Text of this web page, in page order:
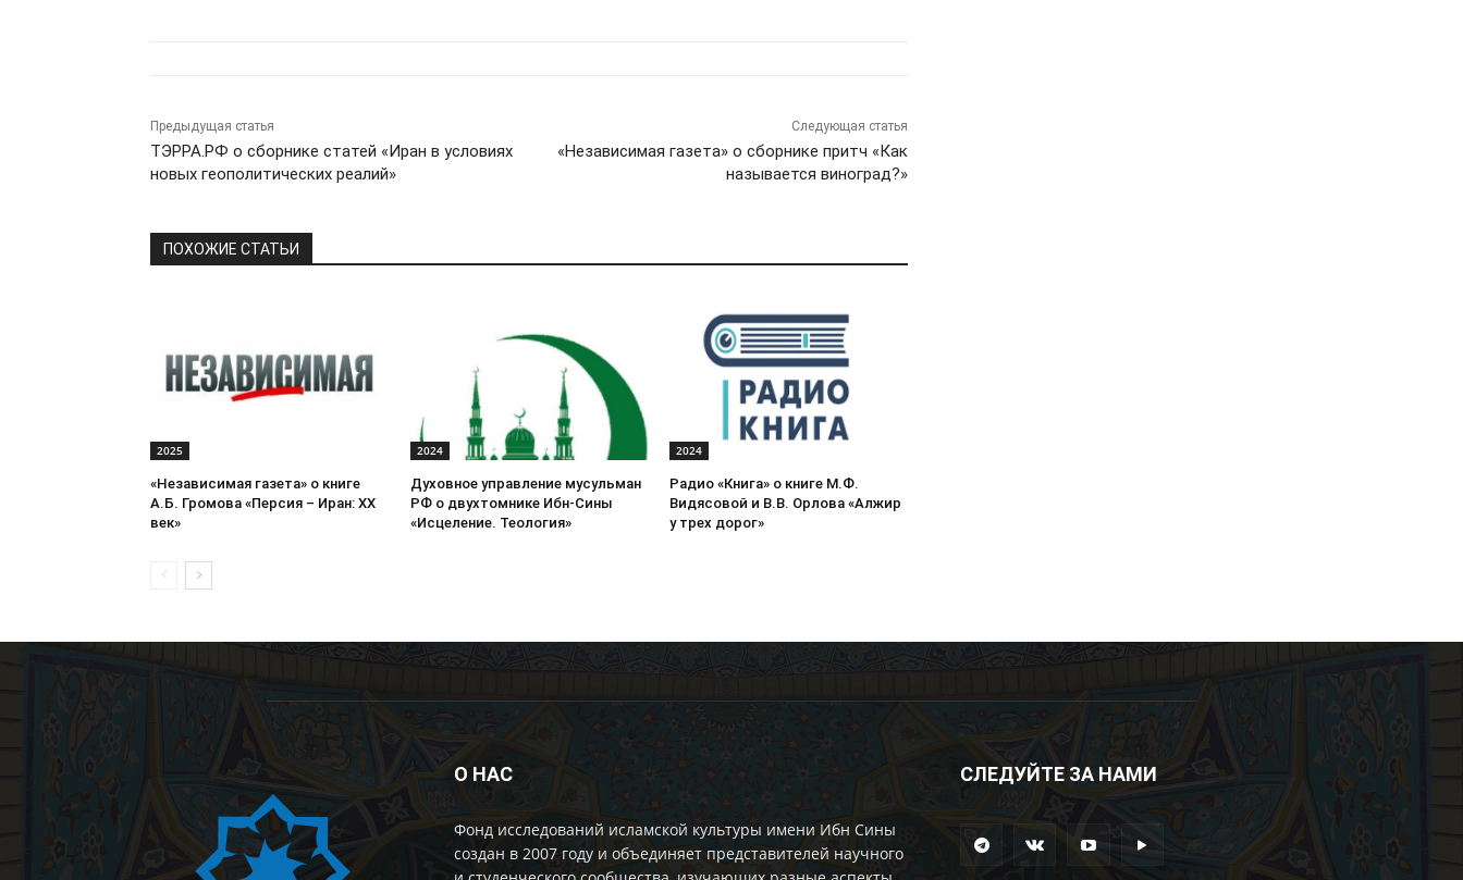
Предыдущая статья
ТЭРРА.РФ о сборнике статей «Иран в условиях
новых геополитических реалий»
Следующая статья
«Независимая газета» о сборнике притч «Как
называется виноград?»
ПОХОЖИЕ СТАТЬИ
2025
«Независимая газета» о книге
А.Б. Громова «Персия – Иран: ХХ
век»
2024
Духовное управление мусульман
РФ о двухтомнике Ибн-Сины
«Исцеление. Теология»
2024
Радио «Книга» о книге М.Ф.
Видясовой и В.В. Орлова «Алжир
у трех дорог»
О НАС
Фонд исследований исламской культуры имени Ибн Сины
создан в 2007 году и объединяет представителей научного
СЛЕДУЙТЕ ЗА НАМИ